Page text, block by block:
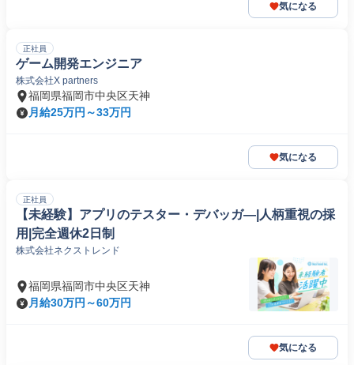
気になる
正社員
ゲーム開発エンジニア
株式会社X partners
福岡県福岡市中央区天神
月給25万円～33万円
気になる
正社員
【未経験】アプリのテスター・デバッガ―|人柄重視の採
用|完全週休2日制
株式会社ネクストレンド
福岡県福岡市中央区天神
月給30万円～60万円
気になる